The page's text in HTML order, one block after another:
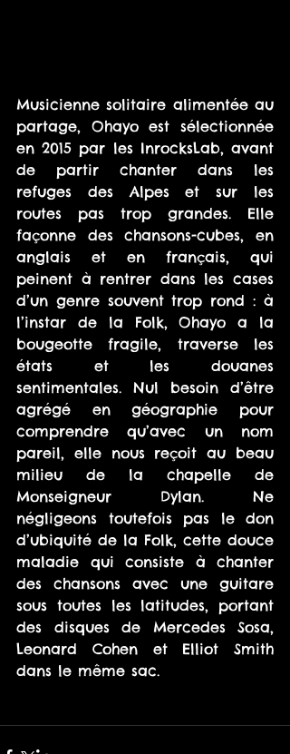
Musicienne solitaire alimentée au
partage, Ohayo est sélectionnée
en 2015 par les InrocksLab, avant
de partir chanter dans les
refuges des Alpes et sur les
routes pas trop grandes. Elle
façonne des chansons-cubes, en
anglais et en français, qui
peinent à rentrer dans les cases
d’un genre souvent trop rond : à
l’instar de la Folk, Ohayo a la
bougeotte fragile, traverse les
états et les douanes
sentimentales. Nul besoin d’être
agrégé en géographie pour
comprendre qu’avec un nom
pareil, elle nous reçoit au beau
milieu de la chapelle de
Monseigneur Dylan. Ne
négligeons toutefois pas le don
d’ubiquité de la Folk, cette douce
maladie qui consiste à chanter
des chansons avec une guitare
sous toutes les latitudes, portant
des disques de Mercedes Sosa,
Leonard Cohen et Elliot Smith
dans le même sac.